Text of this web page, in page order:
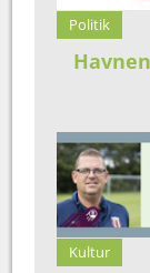
Politik
Kultur